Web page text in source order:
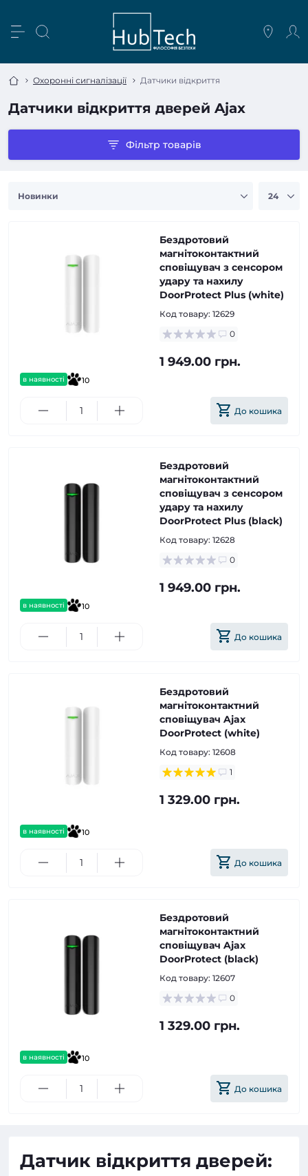
Охоронні сигналізації Датчики відкриття
Датчики відкриття дверей Ajax
Фільтр товарів
в наявності 10
Бездротовий
магнітоконтактний
сповіщувач з сенсором
удару та нахилу
DoorProtect Plus (white)
Код товару: 12629
0
1 949.00 грн.
До кошика
в наявності 10
Бездротовий
магнітоконтактний
сповіщувач з сенсором
удару та нахилу
DoorProtect Plus (black)
Код товару: 12628
0
1 949.00 грн.
До кошика
в наявності 10
Бездротовий
магнітоконтактний
сповіщувач Ajax
DoorProtect (white)
Код товару: 12608
1
1 329.00 грн.
До кошика
в наявності 10
Бездротовий
магнітоконтактний
сповіщувач Ajax
DoorProtect (black)
Код товару: 12607
0
1 329.00 грн.
До кошика
Датчик відкриття дверей: